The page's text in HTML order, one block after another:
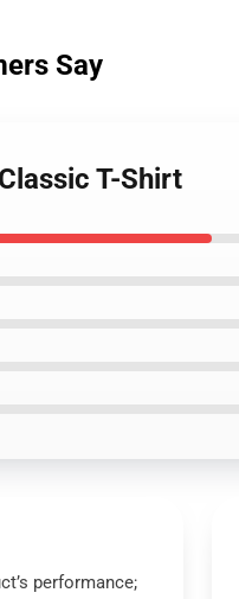
Say
T-Shirt
performance;